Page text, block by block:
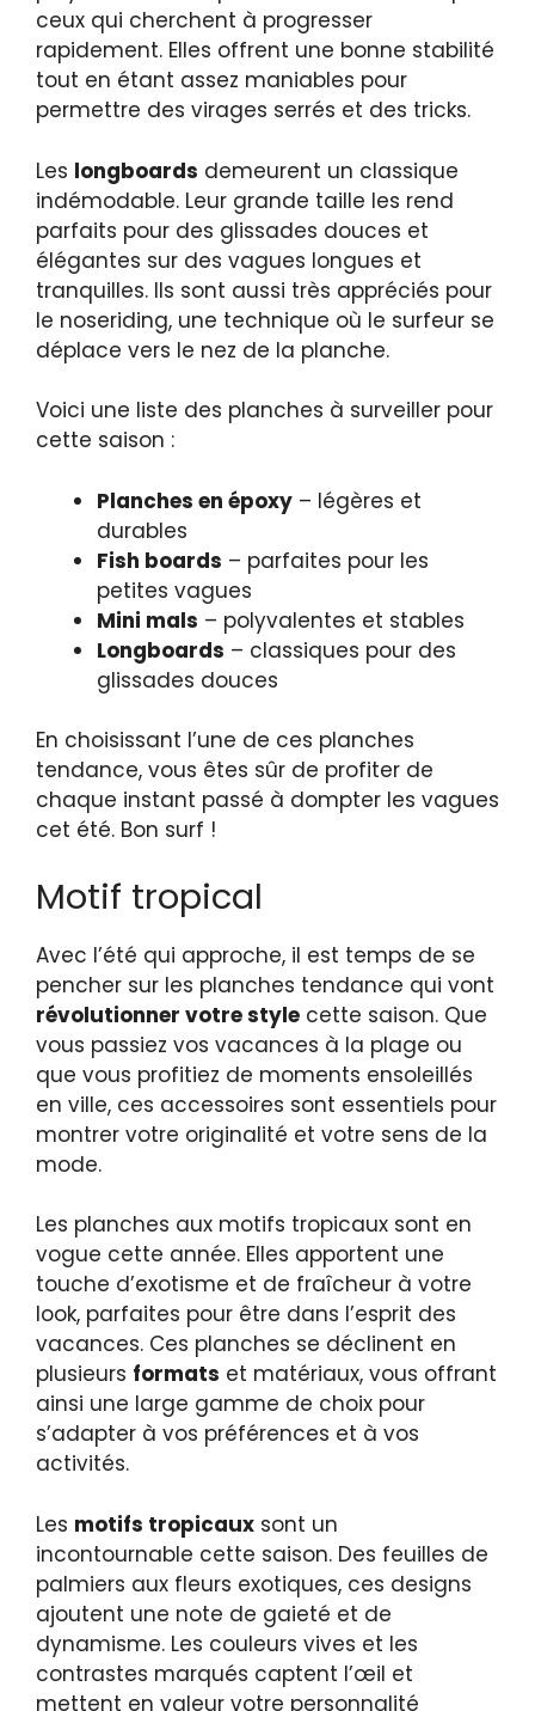
ceux qui cherchent à progresser
rapidement. Elles offrent une bonne stabilité
tout en étant assez maniables pour
permettre des virages serrés et des tricks.
Les longboards demeurent un classique
indémodable. Leur grande taille les rend
parfaits pour des glissades douces et
élégantes sur des vagues longues et
tranquilles. Ils sont aussi très appréciés pour
le noseriding, une technique où le surfeur se
déplace vers le nez de la planche.
Voici une liste des planches à surveiller pour
cette saison :
Planches en époxy – légères et
durables
Fish boards – parfaites pour les
petites vagues
Mini mals – polyvalentes et stables
Longboards – classiques pour des
glissades douces
En choisissant l’une de ces planches
tendance, vous êtes sûr de profiter de
chaque instant passé à dompter les vagues
cet été. Bon surf !
Motif tropical
Avec l’été qui approche, il est temps de se
pencher sur les planches tendance qui vont
révolutionner votre style cette saison. Que
vous passiez vos vacances à la plage ou
que vous profitiez de moments ensoleillés
en ville, ces accessoires sont essentiels pour
montrer votre originalité et votre sens de la
mode.
Les planches aux motifs tropicaux sont en
vogue cette année. Elles apportent une
touche d’exotisme et de fraîcheur à votre
look, parfaites pour être dans l’esprit des
vacances. Ces planches se déclinent en
plusieurs formats et matériaux, vous offrant
ainsi une large gamme de choix pour
s’adapter à vos préférences et à vos
activités.
Les motifs tropicaux sont un
incontournable cette saison. Des feuilles de
palmiers aux fleurs exotiques, ces designs
ajoutent une note de gaieté et de
dynamisme. Les couleurs vives et les
contrastes marqués captent l’œil et
mettent en valeur votre personnalité